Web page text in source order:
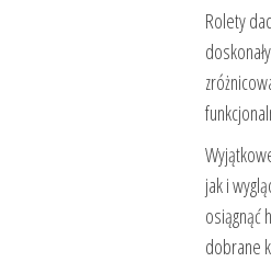
Rolety
jak i
osiągnąć
dobrane